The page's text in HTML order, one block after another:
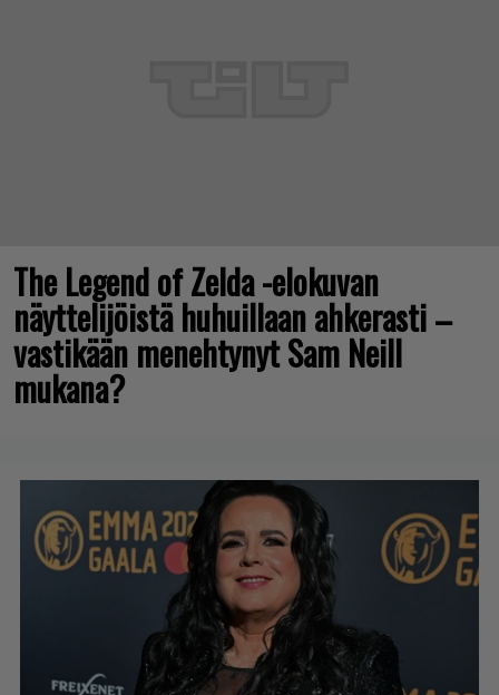
The Legend of Zelda -elokuvan
näyttelijöistä huhuillaan ahkerasti –
vastikään menehtynyt Sam Neill
mukana?